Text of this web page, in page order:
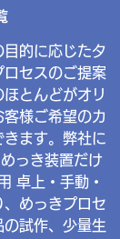
的に応じたタ
ロセスのご提案
とんどがオリ
様ご希望のカ
ます。 弊社に
っき装置だけ
卓上・手動・
めっきプロセ
の試作、少量生